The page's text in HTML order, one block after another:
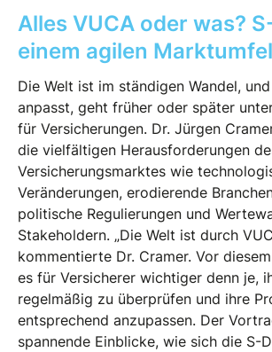
Alles VUCA oder was?
einem agilen
Die Welt ist im ständigen Wandel,
anpasst, geht früher oder später
für Versicherungen. Dr. Jürgen
die vielfältigen Herausforderungen
Versicherungsmarktes wie
Veränderungen, erodierende
politische Regulierungen und
Stakeholdern. „Die Welt ist durch
kommentierte Dr. Cramer. Vor
es für Versicherer wichtiger denn je,
regelmäßig zu überprüfen und ihre
entsprechend anzupassen. Der
spannende Einblicke, wie sich die S-